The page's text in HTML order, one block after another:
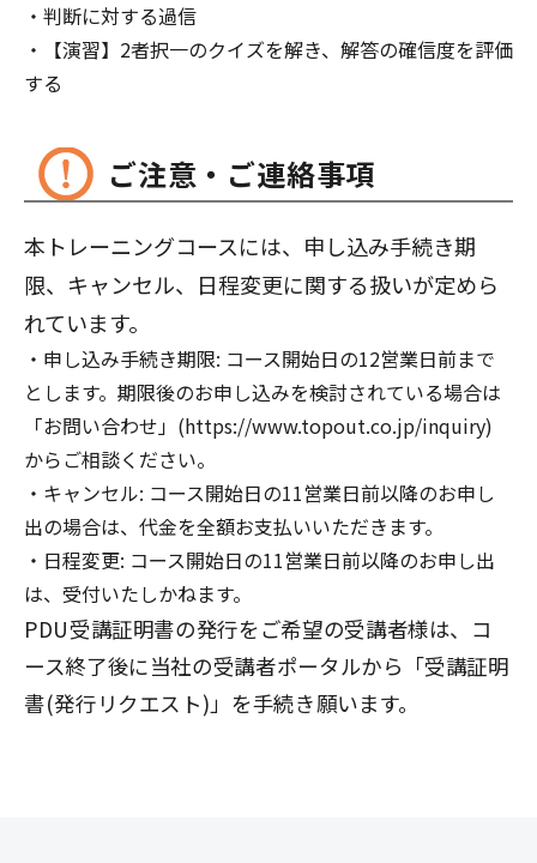
判断に対する過信
【演習】2者択一のクイズを解き、解答の確信度を評価
する
ご注意・ご連絡事項
本トレーニングコースには、申し込み手続き期
限、キャンセル、日程変更に関する扱いが定めら
れています。
申し込み手続き期限: コース開始日の12営業日前まで
とします。期限後のお申し込みを検討されている場合は
「お問い合わせ」(https://www.topout.co.jp/inquiry)
からご相談ください。
キャンセル: コース開始日の11営業日前以降のお申し
出の場合は、代金を全額お支払いいただきます。
日程変更: コース開始日の11営業日前以降のお申し出
は、受付いたしかねます。
PDU受講証明書の発行をご希望の受講者様は、コ
ース終了後に当社の受講者ポータルから「受講証明
書(発行リクエスト)」を手続き願います。